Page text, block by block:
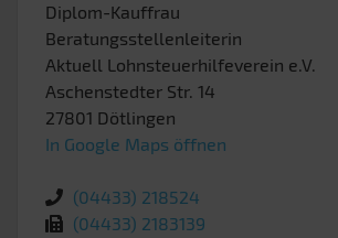
Diplom-Kauffrau
Beratungsstellenleiterin
Aktuell Lohnsteuerhilfeverein e.V.
Aschenstedter Str. 14
27801 Dötlingen
In Google Maps öffnen
(04433) 218524
(04433) 2183139